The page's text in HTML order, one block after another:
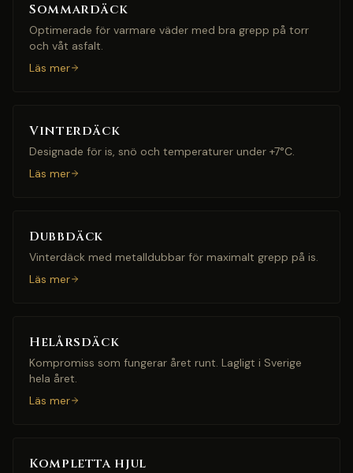
Sommardäck
Optimerade för varmare väder med bra grepp på torr
och våt asfalt.
Läs mer
Vinterdäck
Designade för is, snö och temperaturer under +7°C.
Läs mer
Dubbdäck
Vinterdäck med metalldubbar för maximalt grepp på is.
Läs mer
Helårsdäck
Kompromiss som fungerar året runt. Lagligt i Sverige
hela året.
Läs mer
Kompletta hjul